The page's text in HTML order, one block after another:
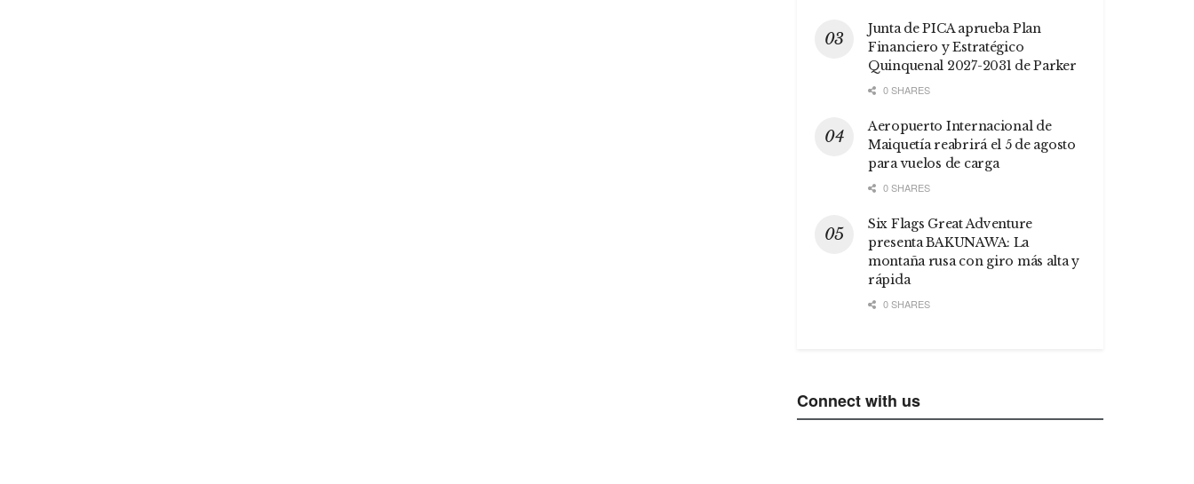
Junta de PICA aprueba Plan
Financiero y Estratégico
Quinquenal 2027-2031 de Parker
0 SHARES
Aeropuerto Internacional de
Maiquetía reabrirá el 5 de agosto
para vuelos de carga
0 SHARES
Six Flags Great Adventure
presenta BAKUNAWA: La
montaña rusa con giro más alta y
rápida
0 SHARES
Connect with us